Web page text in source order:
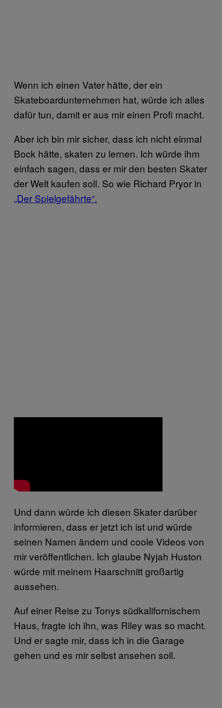
Wenn ich einen Vater hätte, der ein
Skateboardunternehmen hat, würde ich alles
dafür tun, damit er aus mir einen Profi macht.
Aber ich bin mir sicher, dass ich nicht einmal
Bock hätte, skaten zu lernen. Ich würde ihm
einfach sagen, dass er mir den besten Skater
der Welt kaufen soll. So wie Richard Pryor in
„Der Spielgefährte“.
Und dann würde ich diesen Skater darüber
informieren, dass er jetzt ich ist und würde
seinen Namen ändern und coole Videos von
mir veröffentlichen. Ich glaube Nyjah Huston
würde mit meinem Haarschnitt großartig
aussehen.
Auf einer Reise zu Tonys südkalifornischem
Haus, fragte ich ihn, was Riley was so macht.
Und er sagte mir, dass ich in die Garage
gehen und es mir selbst ansehen soll.